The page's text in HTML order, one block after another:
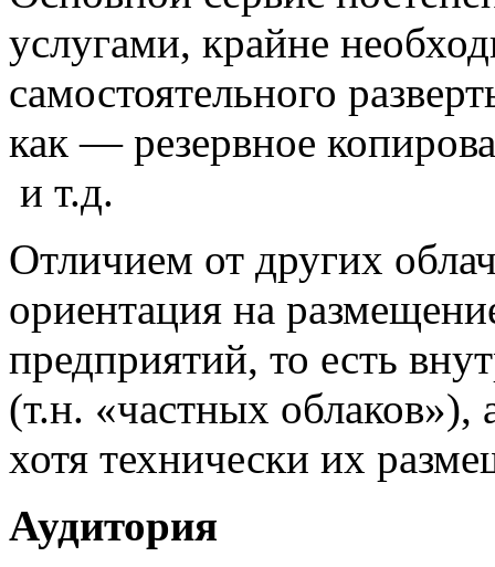
услугами, крайне
самостоятельного
как — резервное
и т.д.
Отличием от других
ориентация на
предприятий, то есть
(т.н. «частных облаков»),
хотя технически их
Аудитория